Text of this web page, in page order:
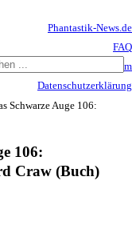
Phantastik-News.de
FAQ
Impressum
Datenschutzerklärung
Haftungsausschluss
Schwarze Auge 106:
106:
Craw (Buch)